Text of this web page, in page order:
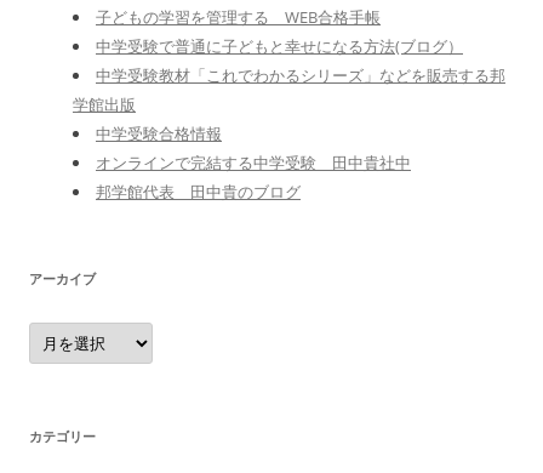
子どもの学習を管理する WEB合格手帳
中学受験で普通に子どもと幸せになる方法(ブログ）
中学受験教材「これでわかるシリーズ」などを販売する邦
学館出版
中学受験合格情報
オンラインで完結する中学受験 田中貴社中
邦学館代表 田中貴のブログ
アーカイブ
ア
ー
カ
カテゴリー